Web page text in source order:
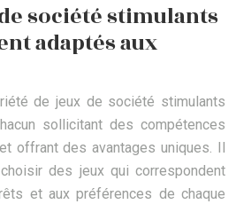
société stimulants
adaptés aux
de jeux de société stimulants
sollicitant des compétences
offrant des avantages uniques. Il
des jeux qui correspondent
et aux préférences de chaque